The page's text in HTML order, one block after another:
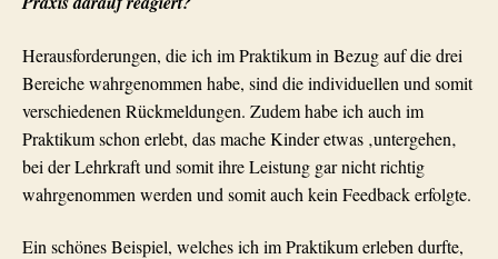
Herausforderungen, die ich im Praktikum in Bezug auf die drei
Bereiche wahrgenommen habe, sind die individuellen und somit
verschiedenen Rückmeldungen. Zudem habe ich auch im
Praktikum schon erlebt, das mache Kinder etwas ‚untergehen‚
bei der Lehrkraft und somitihreLeistung gar nicht richtig
wahrgenommen werden und somit auch kein Feedback erfolgte.
Ein schönes Beispiel, welches ich im Praktikum erleben durfte,